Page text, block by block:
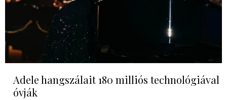
Adele hangszálait 180 milliós technológiával
óvják